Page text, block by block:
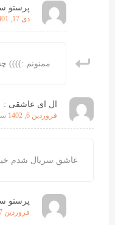
پرستو
دی 17, 1401 ساعت 9:24 ب.ظ
ممنونم :))))
ال ای عاشقی :
فروردین 6, 1402 ساعت 1:15 ب.ظ
عاشق سریال شدم
پرستو
فروردین 7, 1402 ساعت 10:11 ق.ظ